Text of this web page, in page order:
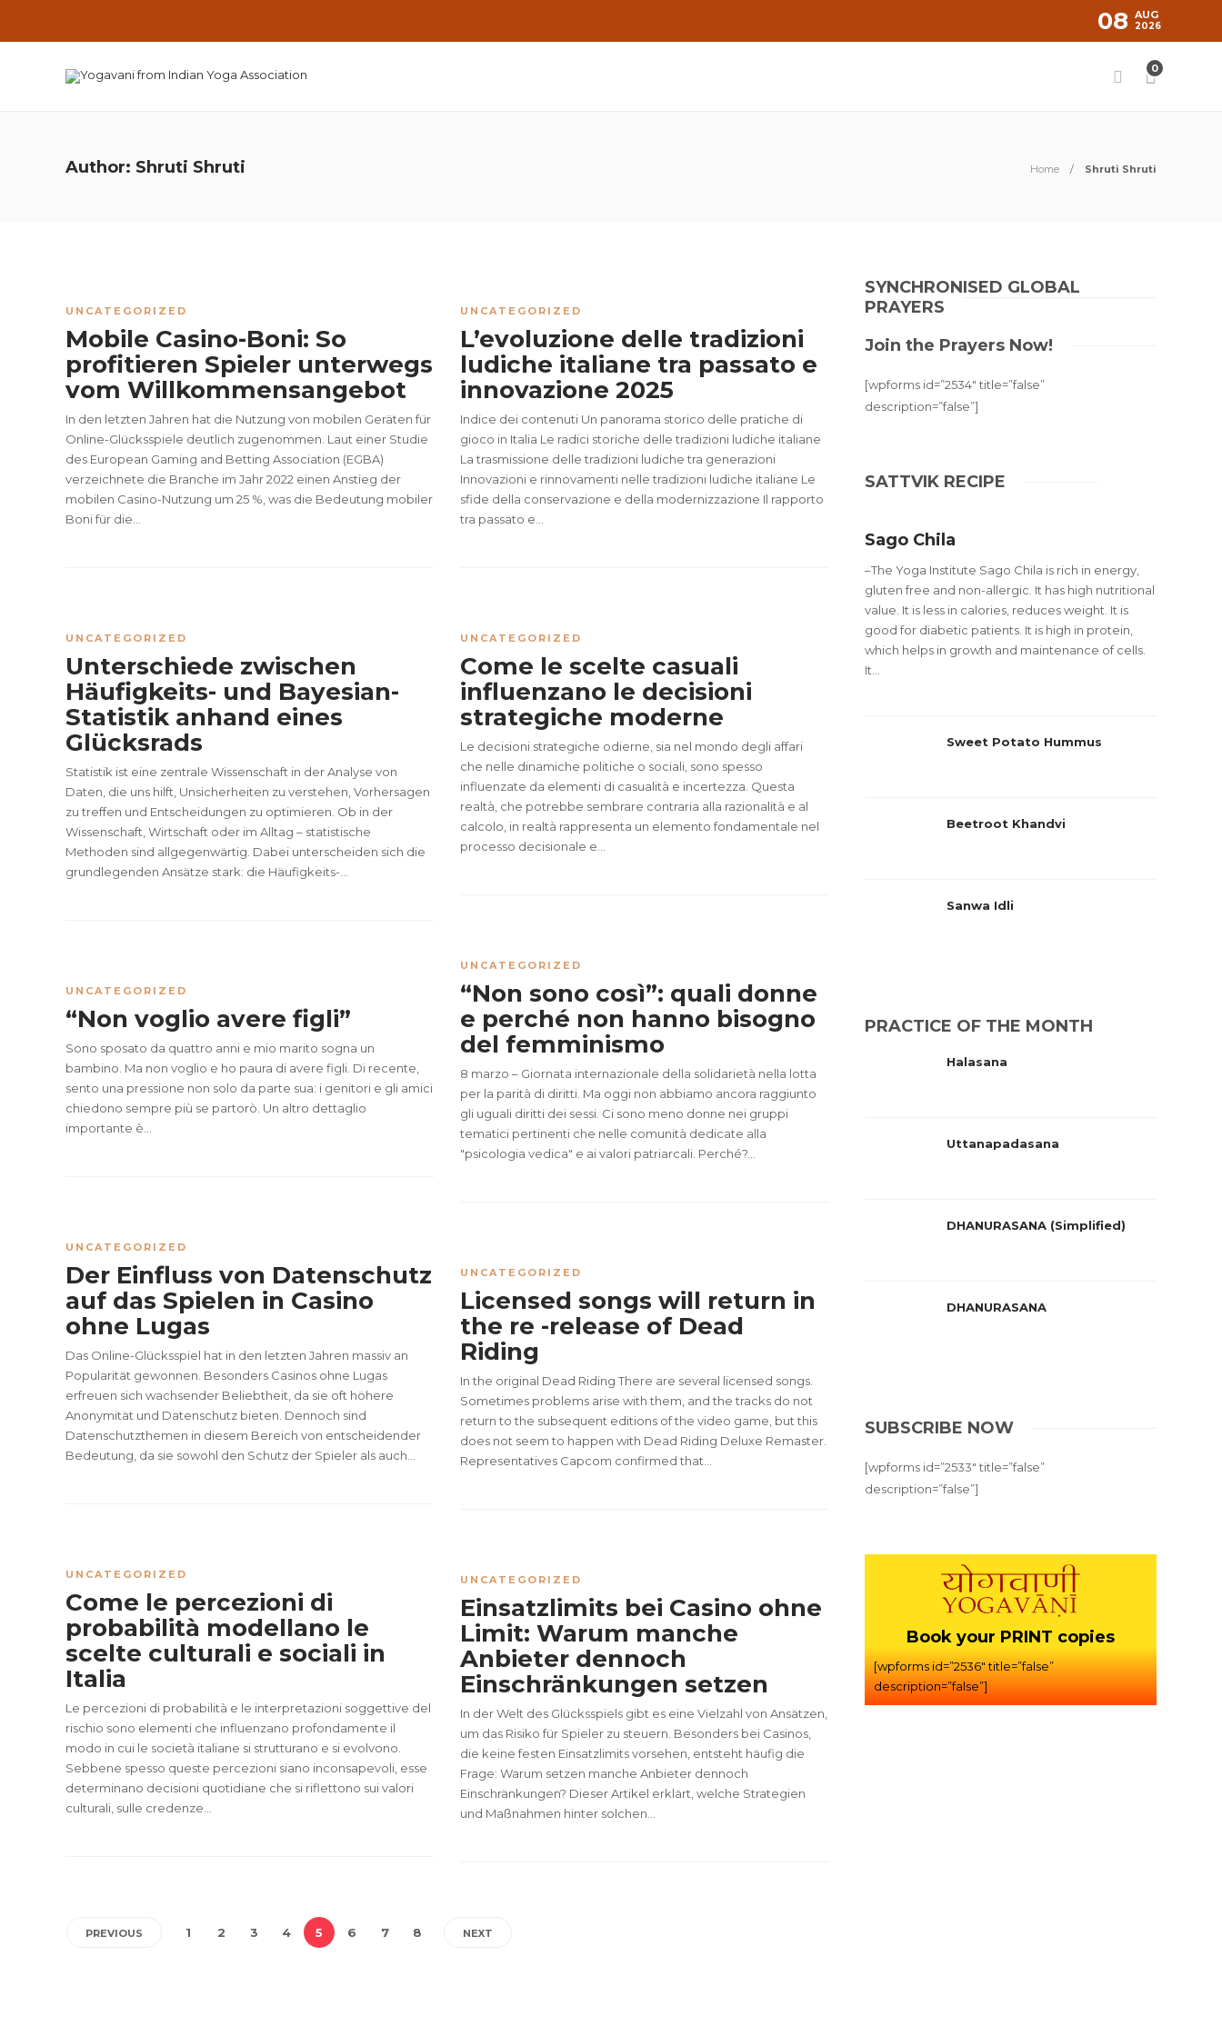
08 AUG
2026
0
Author: Shruti Shruti Home Shruti Shruti
UNCATEGORIZED
Mobile Casino-Boni: So
profitieren Spieler unterwegs
vom Willkommensangebot
In den letzten Jahren hat die Nutzung von mobilen Geräten für
Online-Glücksspiele deutlich zugenommen. Laut einer Studie
des European Gaming and Betting Association (EGBA)
verzeichnete die Branche im Jahr 2022 einen Anstieg der
mobilen Casino-Nutzung um 25 %, was die Bedeutung mobiler
Boni für die...
UNCATEGORIZED
L’evoluzione delle tradizioni
ludiche italiane tra passato e
innovazione 2025
Indice dei contenuti Un panorama storico delle pratiche di
gioco in Italia Le radici storiche delle tradizioni ludiche italiane
La trasmissione delle tradizioni ludiche tra generazioni
Innovazioni e rinnovamenti nelle tradizioni ludiche italiane Le
sfide della conservazione e della modernizzazione Il rapporto
tra passato e...
UNCATEGORIZED
Unterschiede zwischen
Häufigkeits- und Bayesian-
Statistik anhand eines
Glücksrads
Statistik ist eine zentrale Wissenschaft in der Analyse von
Daten, die uns hilft, Unsicherheiten zu verstehen, Vorhersagen
zu treffen und Entscheidungen zu optimieren. Ob in der
Wissenschaft, Wirtschaft oder im Alltag – statistische
Methoden sind allgegenwärtig. Dabei unterscheiden sich die
grundlegenden Ansätze stark: die Häufigkeits-...
UNCATEGORIZED
Come le scelte casuali
influenzano le decisioni
strategiche moderne
Le decisioni strategiche odierne, sia nel mondo degli affari
che nelle dinamiche politiche o sociali, sono spesso
influenzate da elementi di casualità e incertezza. Questa
realtà, che potrebbe sembrare contraria alla razionalità e al
calcolo, in realtà rappresenta un elemento fondamentale nel
processo decisionale e...
UNCATEGORIZED
“Non sono così”: quali donne
e perché non hanno bisogno
del femminismo
8 marzo – Giornata internazionale della solidarietà nella lotta
per la parità di diritti. Ma oggi non abbiamo ancora raggiunto
gli uguali diritti dei sessi. Ci sono meno donne nei gruppi
tematici pertinenti che nelle comunità dedicate alla
"psicologia vedica" e ai valori patriarcali. Perché?...
UNCATEGORIZED
“Non voglio avere figli”
Sono sposato da quattro anni e mio marito sogna un
bambino. Ma non voglio e ho paura di avere figli. Di recente,
sento una pressione non solo da parte sua: i genitori e gli amici
chiedono sempre più se partorò. Un altro dettaglio
importante è...
UNCATEGORIZED
Der Einfluss von Datenschutz
auf das Spielen in Casino
ohne Lugas
Das Online-Glücksspiel hat in den letzten Jahren massiv an
Popularität gewonnen. Besonders Casinos ohne Lugas
erfreuen sich wachsender Beliebtheit, da sie oft höhere
Anonymität und Datenschutz bieten. Dennoch sind
Datenschutzthemen in diesem Bereich von entscheidender
Bedeutung, da sie sowohl den Schutz der Spieler als auch...
UNCATEGORIZED
Licensed songs will return in
the re -release of Dead
Riding
In the original Dead Riding There are several licensed songs.
Sometimes problems arise with them, and the tracks do not
return to the subsequent editions of the video game, but this
does not seem to happen with Dead Riding Deluxe Remaster.
Representatives Capcom confirmed that...
UNCATEGORIZED
Come le percezioni di
probabilità modellano le
scelte culturali e sociali in
Italia
Le percezioni di probabilità e le interpretazioni soggettive del
rischio sono elementi che influenzano profondamente il
modo in cui le società italiane si strutturano e si evolvono.
Sebbene spesso queste percezioni siano inconsapevoli, esse
determinano decisioni quotidiane che si riflettono sui valori
culturali, sulle credenze...
UNCATEGORIZED
Einsatzlimits bei Casino ohne
Limit: Warum manche
Anbieter dennoch
Einschränkungen setzen
In der Welt des Glücksspiels gibt es eine Vielzahl von Ansätzen,
um das Risiko für Spieler zu steuern. Besonders bei Casinos,
die keine festen Einsatzlimits vorsehen, entsteht häufig die
Frage: Warum setzen manche Anbieter dennoch
Einschränkungen? Dieser Artikel erklärt, welche Strategien
und Maßnahmen hinter solchen...
PREVIOUS 1 2 3 4 5 6 7 8 NEXT
SYNCHRONISED GLOBAL
PRAYERS
Join the Prayers Now!
[wpforms id=”2534″ title=”false”
description=”false”]
SATTVIK RECIPE
Sago Chila
–The Yoga Institute Sago Chila is rich in energy,
gluten free and non-allergic. It has high nutritional
value. It is less in calories, reduces weight. It is
good for diabetic patients. It is high in protein,
which helps in growth and maintenance of cells.
It...
Sweet Potato Hummus
Beetroot Khandvi
Sanwa Idli
PRACTICE OF THE MONTH
Halasana
Uttanapadasana
DHANURASANA (Simplified)
DHANURASANA
SUBSCRIBE NOW
[wpforms id=”2533″ title=”false”
description=”false”]
Book your PRINT copies
[wpforms id=”2536″ title=”false”
description=”false”]